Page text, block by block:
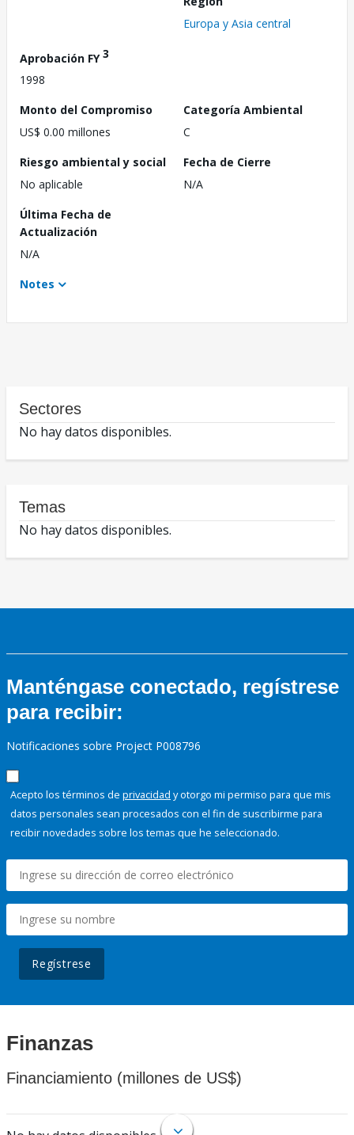
Europa y Asia central
Aprobación FY3
1998
Monto del Compromiso
US$ 0.00 millones
Categoría Ambiental
C
Riesgo ambiental y social
No aplicable
Fecha de Cierre
N/A
Última Fecha de
Actualización
N/A
Notes
Sectores
No hay datos disponibles.
Temas
No hay datos disponibles.
Manténgase conectado, regístrese
para recibir:
Notificaciones sobre Project P008796
Acepto los términos de privacidad y otorgo mi permiso para que mis
datos personales sean procesados con el fin de suscribirme para
recibir novedades sobre los temas que he seleccionado.
Regístrese
Finanzas
Financiamiento (millones de US$)